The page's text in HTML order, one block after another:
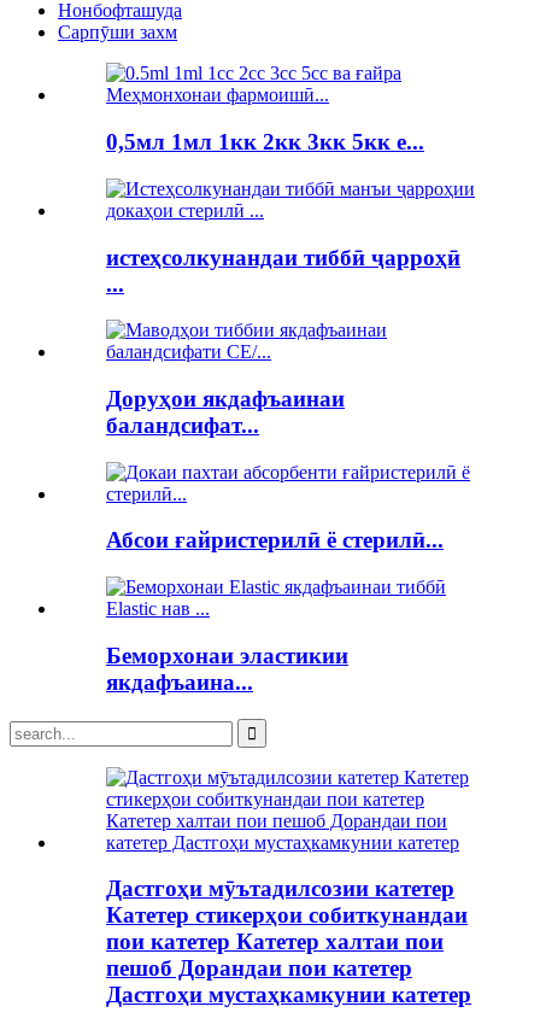
Нонбофташуда
Сарпӯши захм
0,5мл 1мл 1кк 2кк 3кк 5кк e...
истеҳсолкунандаи тиббӣ ҷарроҳӣ
...
Доруҳои якдафъаинаи
баландсифат...
Абсои ғайристерилӣ ё стерилӣ...
Беморхонаи эластикии
якдафъаина...
Дастгоҳи мӯътадилсозии катетер
Катетер стикерҳои собиткунандаи
пои катетер Катетер халтаи пои
пешоб Дорандаи пои катетер
Дастгоҳи мустаҳкамкунии катетер